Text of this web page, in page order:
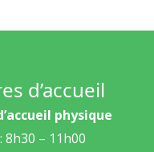
d’accueil
physique
8h30 – 11h00